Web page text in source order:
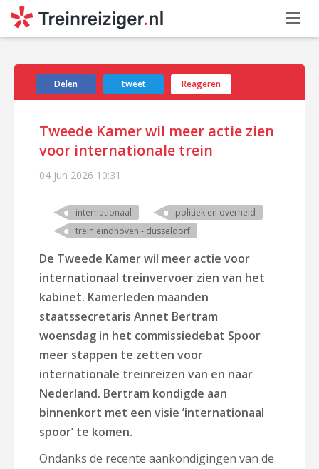
Delen tweet Reageren
Tweede Kamer wil meer actie zien
voor internationale trein
04 jun 2026 10:31
internationaal
politiek en overheid
trein eindhoven - düsseldorf
De Tweede Kamer wil meer actie voor
internationaal treinvervoer zien van het
kabinet. Kamerleden maanden
staatssecretaris Annet Bertram
woensdag in het commissiedebat Spoor
meer stappen te zetten voor
internationale treinreizen van en naar
Nederland. Bertram kondigde aan
binnenkort met een visie ’internationaal
spoor’ te komen.
Ondanks de recente aankondigingen van de